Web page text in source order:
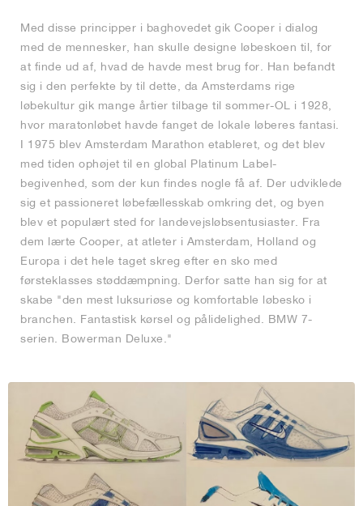
Med disse principper i baghovedet gik Cooper i dialog
med de mennesker, han skulle designe løbeskoen til, for
at finde ud af, hvad de havde mest brug for. Han befandt
sig i den perfekte by til dette, da Amsterdams rige
løbekultur gik mange årtier tilbage til sommer-OL i 1928,
hvor maratonløbet havde fanget de lokale løberes fantasi.
I 1975 blev Amsterdam Marathon etableret, og det blev
med tiden ophøjet til en global Platinum Label-
begivenhed, som der kun findes nogle få af. Der udviklede
sig et passioneret løbefællesskab omkring det, og byen
blev et populært sted for landevejsløbsentusiaster. Fra
dem lærte Cooper, at atleter i Amsterdam, Holland og
Europa i det hele taget skreg efter en sko med
førsteklasses støddæmpning. Derfor satte han sig for at
skabe "den mest luksuriøse og komfortable løbesko i
branchen. Fantastisk kørsel og pålidelighed. BMW 7-
serien. Bowerman Deluxe."